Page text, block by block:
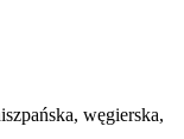
węgierska,